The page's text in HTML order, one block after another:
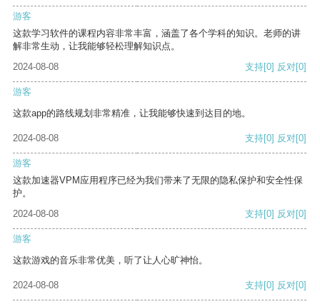
游客
这款学习软件的课程内容非常丰富，涵盖了各个学科的知识。老师的讲
解非常生动，让我能够轻松理解知识点。
2024-08-08
支持[0] 反对[0]
游客
这款app的路线规划非常精准，让我能够快速到达目的地。
2024-08-08 支持[0] 反对[0]
游客
这款加速器VPM应用程序已经为我们带来了无限的隐私保护和安全性保
护。
2024-08-08
支持[0] 反对[0]
游客
这款游戏的音乐非常优美，听了让人心旷神怡。
2024-08-08 支持[0] 反对[0]